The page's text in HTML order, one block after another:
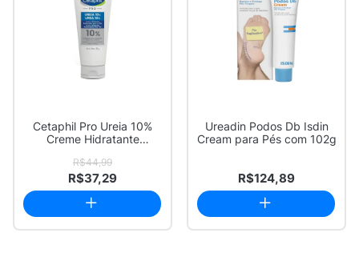
Cetaphil Pro Ureia 10%
Creme Hidratante
R$44,99
R$37,29
Ureadin Podos Db Isdin
Cream para Pés com 102g
R$124,89